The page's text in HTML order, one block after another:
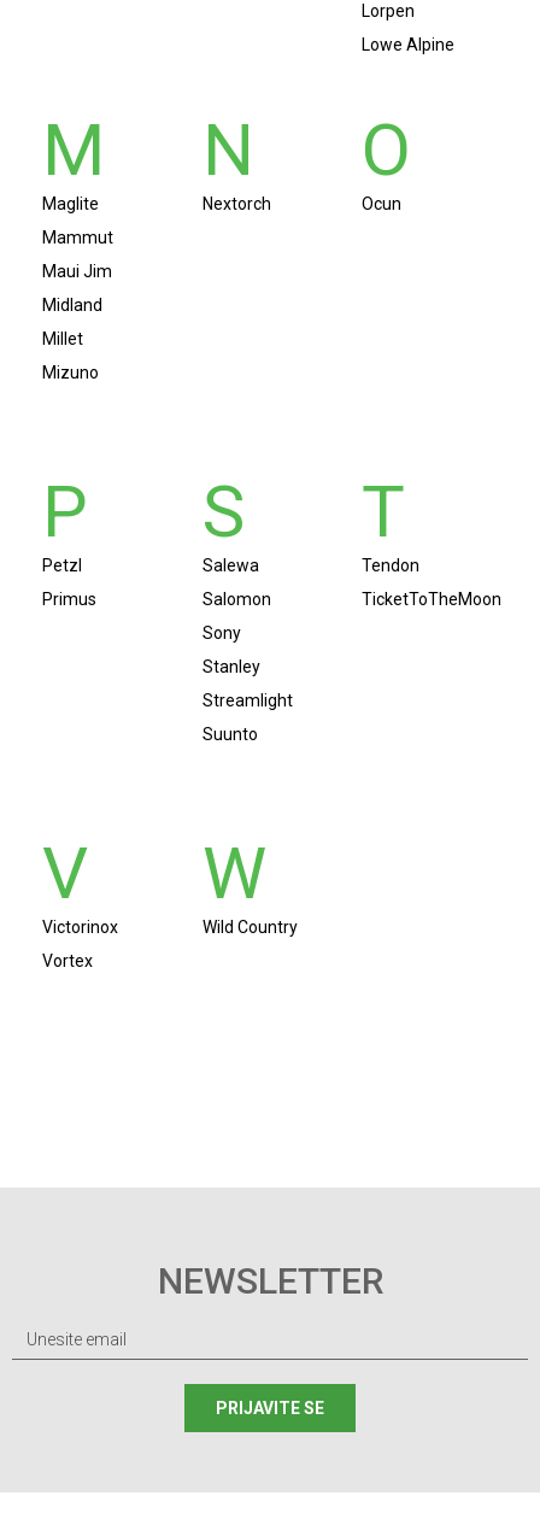
Lorpen
Lowe Alpine
M
Maglite
Mammut
Maui Jim
Midland
Millet
Mizuno
N
Nextorch
O
Ocun
P
Petzl
Primus
S
Salewa
Salomon
Sony
Stanley
Streamlight
Suunto
T
Tendon
TicketToTheMoon
V
Victorinox
Vortex
W
Wild Country
NEWSLETTER
PRIJAVITE SE